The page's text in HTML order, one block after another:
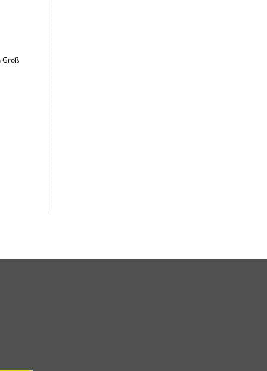
Groß